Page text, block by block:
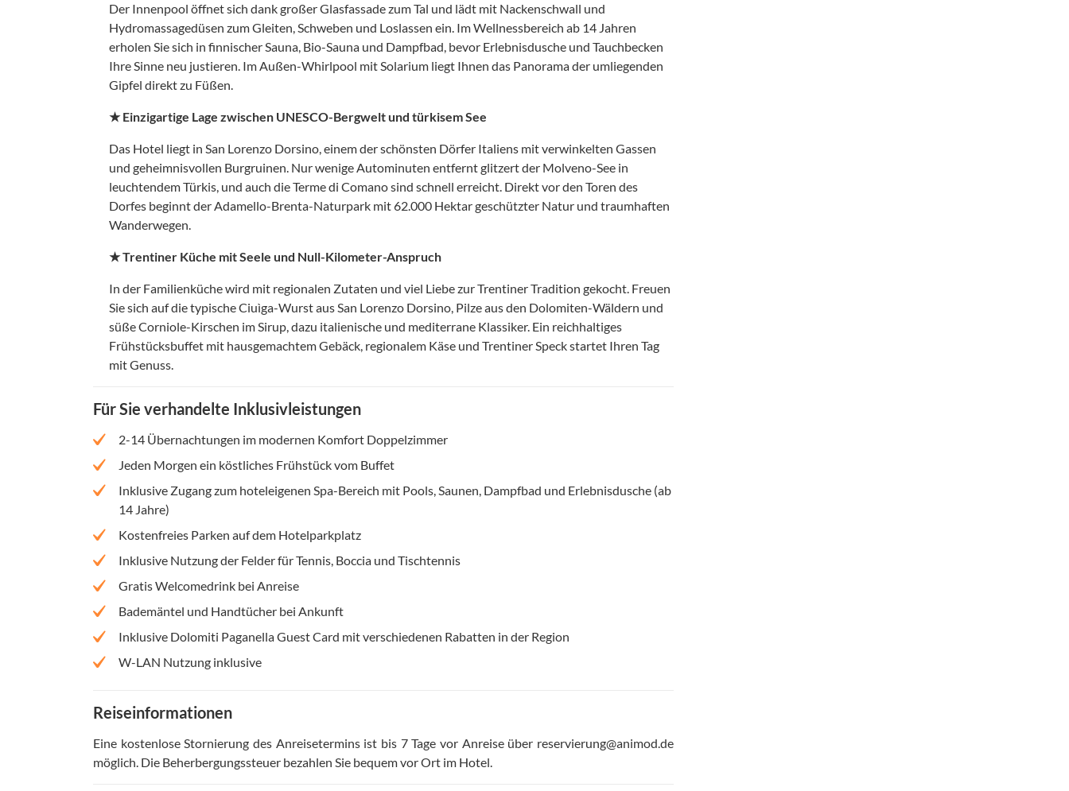
Der Innenpool öffnet sich dank großer Glasfassade zum Tal und lädt mit Nackenschwall und
Hydromassagedüsen zum Gleiten, Schweben und Loslassen ein. Im Wellnessbereich ab 14 Jahren
erholen Sie sich in finnischer Sauna, Bio-Sauna und Dampfbad, bevor Erlebnisdusche und Tauchbecken
Ihre Sinne neu justieren. Im Außen-Whirlpool mit Solarium liegt Ihnen das Panorama der umliegenden
Gipfel direkt zu Füßen.
★ Einzigartige Lage zwischen UNESCO-Bergwelt und türkisem See
Das Hotel liegt in San Lorenzo Dorsino, einem der schönsten Dörfer Italiens mit verwinkelten Gassen
und geheimnisvollen Burgruinen. Nur wenige Autominuten entfernt glitzert der Molveno-See in
leuchtendem Türkis, und auch die Terme di Comano sind schnell erreicht. Direkt vor den Toren des
Dorfes beginnt der Adamello-Brenta-Naturpark mit 62.000 Hektar geschützter Natur und traumhaften
Wanderwegen.
★ Trentiner Küche mit Seele und Null-Kilometer-Anspruch
In der Familienküche wird mit regionalen Zutaten und viel Liebe zur Trentiner Tradition gekocht. Freuen
Sie sich auf die typische Ciuìga-Wurst aus San Lorenzo Dorsino, Pilze aus den Dolomiten-Wäldern und
süße Corniole-Kirschen im Sirup, dazu italienische und mediterrane Klassiker. Ein reichhaltiges
Frühstücksbuffet mit hausgemachtem Gebäck, regionalem Käse und Trentiner Speck startet Ihren Tag
mit Genuss.
Für Sie verhandelte Inklusivleistungen
2-14 Übernachtungen im modernen Komfort Doppelzimmer
Jeden Morgen ein köstliches Frühstück vom Buffet
Inklusive Zugang zum hoteleigenen Spa-Bereich mit Pools, Saunen, Dampfbad und Erlebnisdusche (ab
14 Jahre)
Kostenfreies Parken auf dem Hotelparkplatz
Inklusive Nutzung der Felder für Tennis, Boccia und Tischtennis
Gratis Welcomedrink bei Anreise
Bademäntel und Handtücher bei Ankunft
Inklusive Dolomiti Paganella Guest Card mit verschiedenen Rabatten in der Region
W-LAN Nutzung inklusive
Reiseinformationen
Eine kostenlose Stornierung des Anreisetermins ist bis 7 Tage vor Anreise über reservierung@animod.de
möglich. Die Beherbergungssteuer bezahlen Sie bequem vor Ort im Hotel.